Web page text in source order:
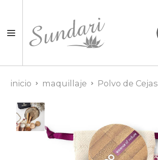
inicio maquillaje Polvo de Cejas